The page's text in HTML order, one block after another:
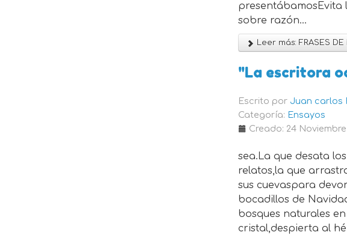
presentábamosEvita
sobre razón...
Leer más: FRASES DE
"La escritora
Escrito por Juan carlos
Categoría: Ensayos
Creado: 24
sea.La que desata
relatos,la que
sus cuevaspara
bocadillos de
bosques naturales
cristal,despierta al